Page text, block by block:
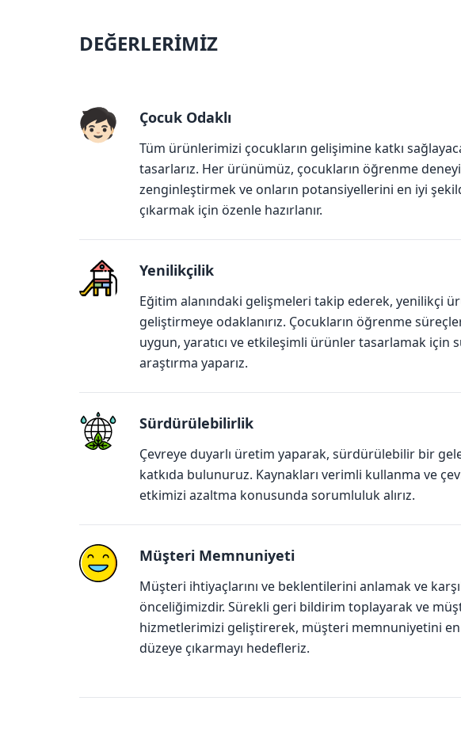
DEĞERLERİMİZ
Çocuk Odaklı
Tüm ürünlerimizi çocukların gelişimine katkı
tasarlarız. Her ürünümüz, çocukların öğrenme
zenginleştirmek ve onların potansiyellerini en iyi
çıkarmak için özenle hazırlanır.
Yenilikçilik
Eğitim alanındaki gelişmeleri takip ederek, yenilikçi
geliştirmeye odaklanırız. Çocukların öğrenme
uygun, yaratıcı ve etkileşimli ürünler tasarlamak için
araştırma yaparız.
Sürdürülebilirlik
Çevreye duyarlı üretim yaparak, sürdürülebilir bir
katkıda bulunuruz. Kaynakları verimli kullanma ve
etkimizi azaltma konusunda sorumluluk alırız.
Müşteri Memnuniyeti
Müşteri ihtiyaçlarını ve beklentilerini anlamak ve
önceliğimizdir. Sürekli geri bildirim toplayarak ve
hizmetlerimizi geliştirerek, müşteri memnuniyetini
düzeye çıkarmayı hedefleriz.